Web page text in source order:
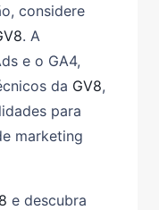
considere
. A
e o GA4,
da GV8,
para
marketing
e descubra